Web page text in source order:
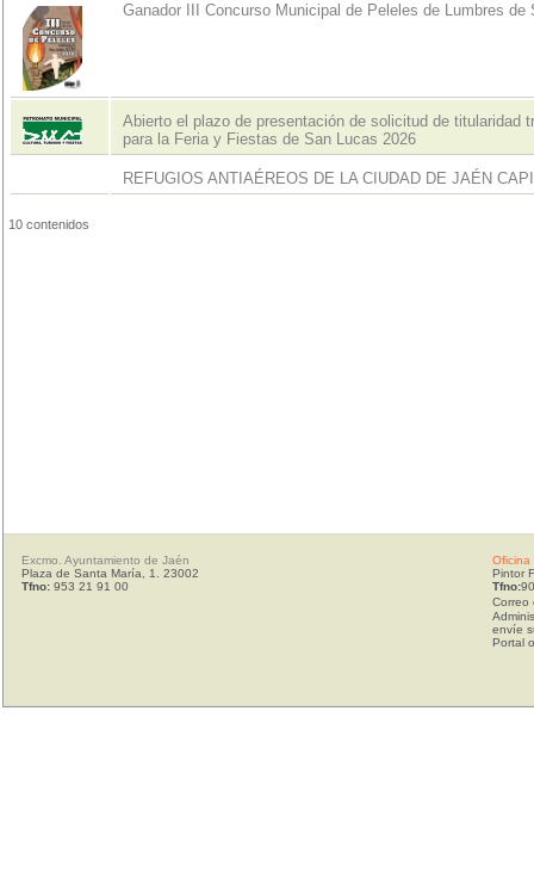
Ganador III Concurso Municipal de Peleles de Lumbres de
Abierto el plazo de presentación de solicitud de titularidad
para la Feria y Fiestas de San Lucas 2026
REFUGIOS ANTIAÉREOS DE LA CIUDAD DE JAÉN
10 contenidos
Excmo. Ayuntamiento de Jaén
Plaza de Santa María, 1. 23002
Tfno: 953 21 91 00
Oficina
Pintor
Tfno:
Correo
envíe
Portal